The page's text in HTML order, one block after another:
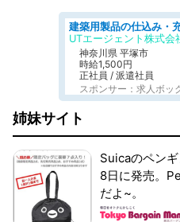
神奈川県 平塚市
時給1,500円
正社員 / 派遣社員
スポンサー：求人ボッ
姉妹サイト
Suicaのペン
8日に発売。
だよ~。